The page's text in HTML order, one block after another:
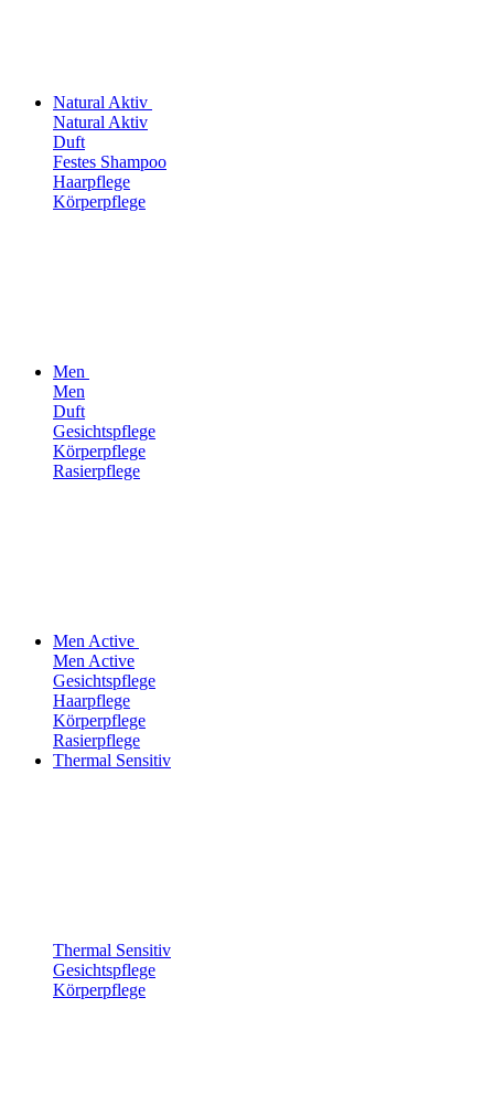
Natural Aktiv
Natural Aktiv
Duft
Festes Shampoo
Haarpflege
Körperpflege
Men
Men
Duft
Gesichtspflege
Körperpflege
Rasierpflege
Men Active
Men Active
Gesichtspflege
Haarpflege
Körperpflege
Rasierpflege
Thermal Sensitiv
Thermal Sensitiv
Gesichtspflege
Körperpflege